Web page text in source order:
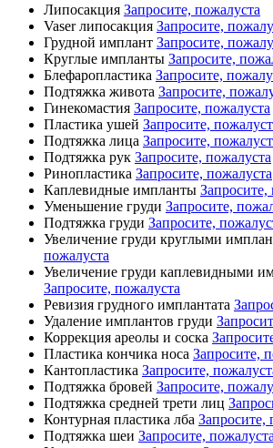
Липосакция Запросите, пожалуста
Vaser липосакция Запросите,
Грудной имплант Запросите,
Круглые импланты Запросите,
Блефаропластика Запросите,
Подтяжка живота Запросите,
Гинекомастия Запросите, пожалуста
Пластика ушей Запросите,
Подтяжка лица Запросите,
Подтяжка рук Запросите, пожалуста
Ринопластика Запросите, пожалуста
Каплевидные импланты Запросите,
Уменьшение груди Запросите,
Подтяжка груди Запросите,
Увеличение груди круглыми
пожалуста
Увеличение груди каплевидными
Запросите, пожалуста
Ревизия грудного имплантата
Удаление имплантов груди
Коррекция ареолы и соска
Пластика кончика носа Запросите,
Кантопластика Запросите,
Подтяжка бровей Запросите,
Подтяжка средней трети лиц
Контурная пластика лба Запросите,
Подтяжка шеи Запросите, пожалуста